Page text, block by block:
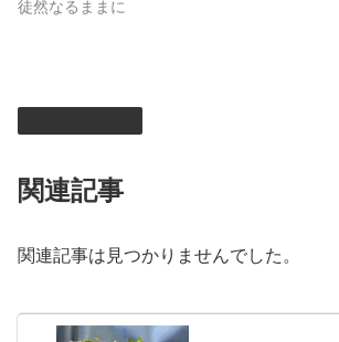
徒然なるままに
関連記事
関連記事は見つかりませんでした。